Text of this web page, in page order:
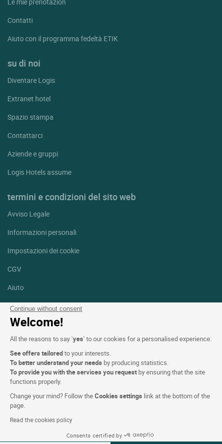
Continue without consent
Welcome!
All the reasons to say ‘yes’ to our cookies for a personalised experience:
See offers tailoredto your interests.
To better understand your needs by producing statistics.
To provide you with the services you request by ensuring that the site
functions properly.
Change your mind? Follow theCookies settings link at the bottom of the
page.
Read the cookies policy
Consents certified by
Contatti
Aiuto con il programma fedeltà ETIK
su di noi
Diventare Logis
Extranet hotel
Spazio stampa
Contattarci
Aziende e gruppi
Logis Hotels assume
termini e condizioni del sito web
Avviso Legale
Informazioni personali
Impostazioni dei cookie
CGV
Aiuto
Mappa del sito
Crediti fotografici
Facebook
Linkedin